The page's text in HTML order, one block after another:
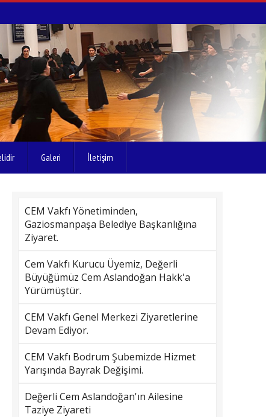
Galeri İletişim
CEM Vakfı Yönetiminden,
Gaziosmanpaşa Belediye Başkanlığına
Ziyaret.
Cem Vakfı Kurucu Üyemiz, Değerli
Büyüğümüz Cem Aslandoğan Hakk'a
Yürümüştür.
CEM Vakfı Genel Merkezi Ziyaretlerine
Devam Ediyor.
CEM Vakfı Bodrum Şubemizde Hizmet
Yarışında Bayrak Değişimi.
Değerli Cem Aslandoğan'ın Ailesine
Taziye Ziyareti